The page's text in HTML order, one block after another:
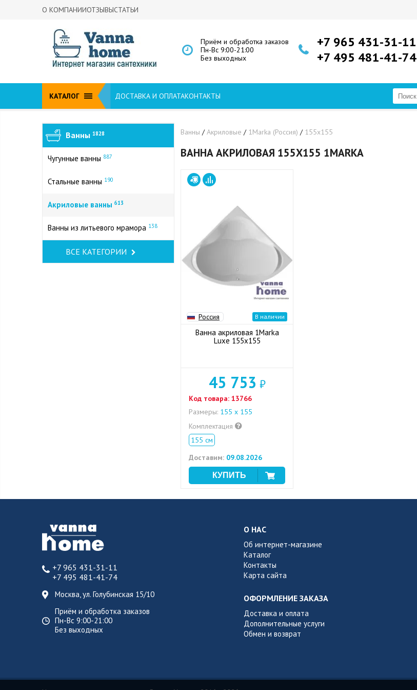
О КОМПАНИИОТЗЫВЫСТАТЬИ
Приём и обработка заказов
Пн-Вс 9:00-21:00
Без выходных
+7 965 431-31-11
+7 495 481-41-74
КАТАЛОГ ДОСТАВКА И ОПЛАТАКОНТАКТЫ
Ванны 1828
Чугунные ванны 887
Стальные ванны 190
Акриловые ванны 613
Ванны из литьевого мрамора 138
ВСЕ КАТЕГОРИИ
Ванны /Акриловые / 1Marka (Россия) / 155х155
ВАННА АКРИЛОВАЯ 155Х155 1MARKA
Россия В наличии
Ванна акриловая 1Marka
Luxe 155x155
45 753 ₽
Код товара: 13766
Размеры: 155 x 155
Комплектация
155 см
Доставим: 09.08.2026
+7 965 431-31-11
+7 495 481-41-74
Москва, ул. Голубинская 15/10
Приём и обработка заказов
Пн-Вс 9:00-21:00
Без выходных
О НАС
Об интернет-магазине
Каталог
Контакты
Карта сайта
ОФОРМЛЕНИЕ ЗАКАЗА
Доставка и оплата
Дополнительные услуги
Обмен и возврат